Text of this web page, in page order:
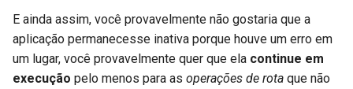
E ainda assim, você provavelmente não gostaria que a
aplicação permanecesse inativa porque houve um erro em
um lugar, você provavelmente quer que ela continue em
execução pelo menos para as operações de rota que não